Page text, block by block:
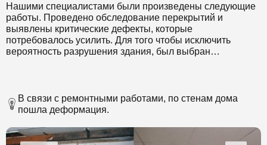
Нашими специалистами были произведены следующие
работы. Проведено обследование перекрытий и
выявлены критические дефекты, которые
потребовалось усилить. Для того чтобы исключить
вероятность разрушения здания, был выбран
В связи с ремонтными работами, по стенам дома
пошла деформация.